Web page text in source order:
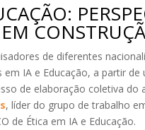
de diferentes
em IA e Educação, a partir
de elaboração coletiva
, líder do grupo de trabalho
de Ética em IA e Educação.